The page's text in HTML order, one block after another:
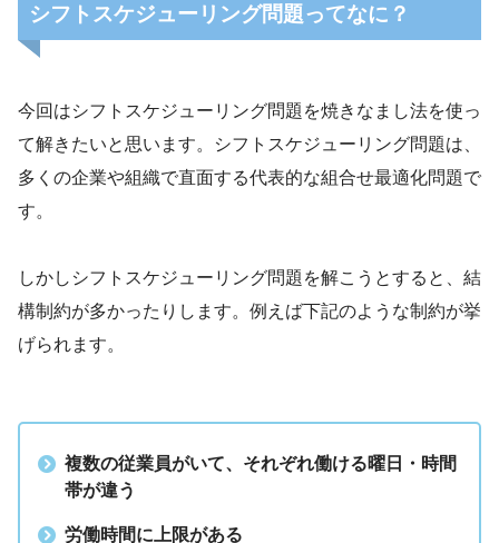
な分析・設計の原理・方法とともに、数
シフトスケジューリング問題ってなに？
今回はシフトスケジューリング問題を焼きなまし法を使っ
て解きたいと思います。シフトスケジューリング問題は、
多くの企業や組織で直面する代表的な組合せ最適化問題で
す。
しかしシフトスケジューリング問題を解こうとすると、結
構制約が多かったりします。例えば下記のような制約が挙
げられます。
複数の従業員がいて、それぞれ働ける曜日・時間
帯が違う
労働時間に上限がある